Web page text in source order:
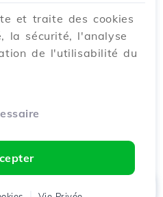
et traite des cookies
la sécurité, l'analyse
de l'utilisabilité du